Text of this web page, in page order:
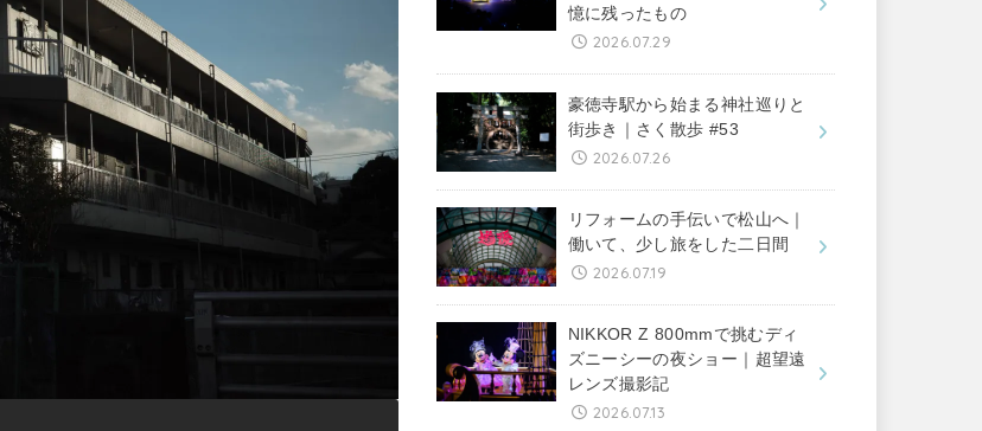
憶に残ったもの
2026.07.29
豪徳寺駅から始まる神社巡りと
街歩き｜さく散歩 #53
2026.07.26
リフォームの手伝いで松山へ｜
働いて、少し旅をした二日間
2026.07.19
NIKKOR Z 800mmで挑むディ
ズニーシーの夜ショー｜超望遠
レンズ撮影記
2026.07.13